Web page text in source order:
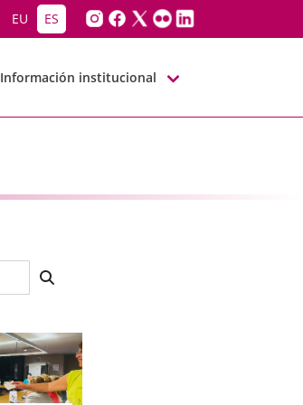
EU ES
Información institucional